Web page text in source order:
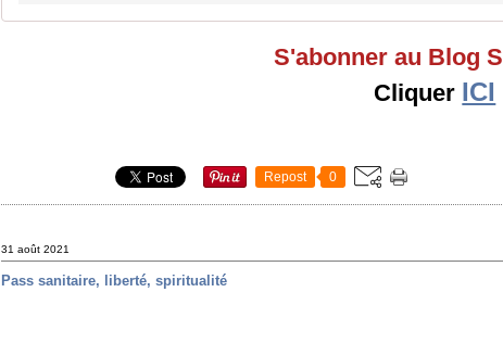
S'abonner au Blog
Cliquer ICI
Repost 0
31 août 2021
Pass sanitaire, liberté, spiritualité